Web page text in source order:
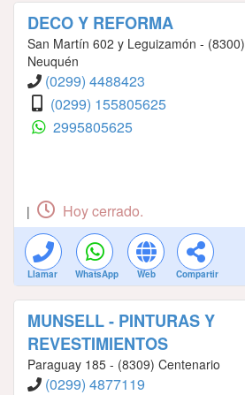
DECO Y REFORMA
San Martín 602 y Leguizamón - (8300)
Neuquén
(0299) 4488423
(0299) 155805625
2995805625
| Hoy cerrado.
Llamar WhatsApp Web Compartir
MUNSELL - PINTURAS Y
REVESTIMIENTOS
Paraguay 185 - (8309) Centenario
(0299) 4877119